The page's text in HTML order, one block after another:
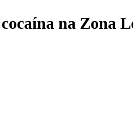
na Zona